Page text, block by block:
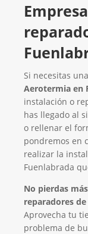
Si necesitas una
Aerotermia en
instalación o
has llegado al
o rellenar el
pondremos en
realizar la
Fuenlabrada
No pierdas
reparadores
Aprovecha tu
problema de